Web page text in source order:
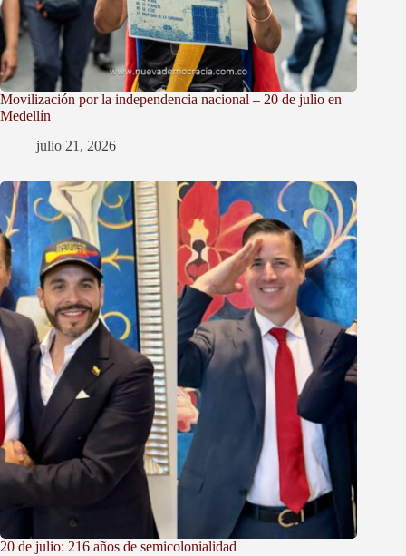
Movilización por la independencia nacional – 20 de julio en
Medellín
julio 21, 2026
20 de julio: 216 años de semicolonialidad